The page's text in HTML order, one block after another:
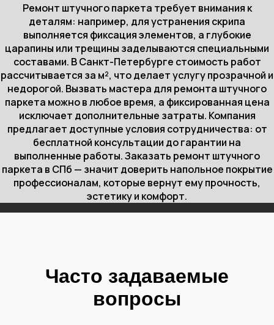
Ремонт штучного паркета требует внимания к
деталям: например, для устранения скрипа
выполняется фиксация элементов, а глубокие
царапины или трещины заделываются специальными
составами. В Санкт-Петербурге стоимость работ
рассчитывается за м², что делает услугу прозрачной и
недорогой. Вызвать мастера для ремонта штучного
паркета можно в любое время, а фиксированная цена
исключает дополнительные затраты. Компания
предлагает доступные условия сотрудничества: от
бесплатной консультации до гарантии на
выполненные работы. Заказать ремонт штучного
паркета в СПб — значит доверить напольное покрытие
профессионалам, которые вернут ему прочность,
эстетику и комфорт.
Часто задаваемые
вопросы